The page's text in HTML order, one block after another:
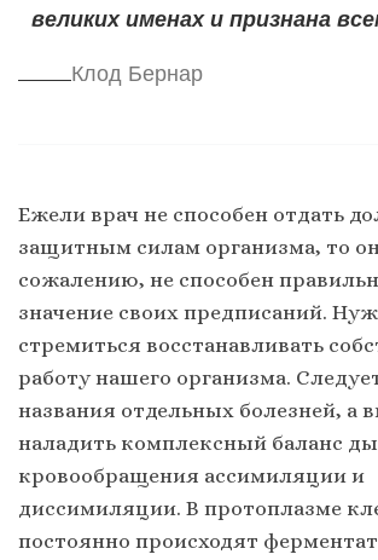
великих именах и признана
Клод Бернар
Ежели врач не способен отдать
защитным силам организма, то
сожалению, не способен
значение своих предписаний.
стремиться восстанавливать
работу нашего организма.
названия отдельных болезней, а
наладить комплексный баланс
кровообращения ассимиляции и
диссимиляции. В протоплазме
постоянно происходят